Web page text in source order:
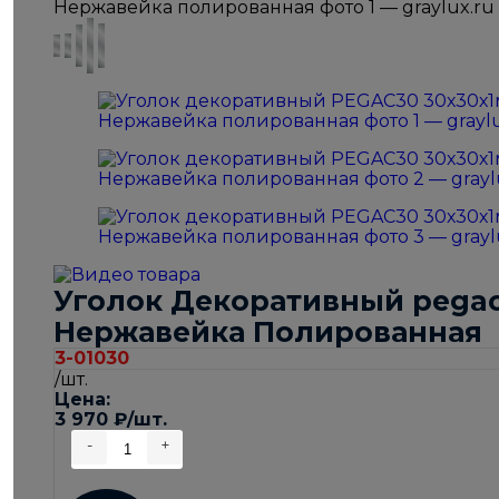
Уголок Декоративный
Нержавейка Полированная
3-01030
/шт.
Цена:
3 970 ₽/шт.
- +